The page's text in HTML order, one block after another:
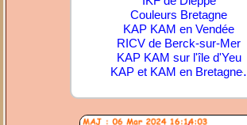
Couleurs Bretagne
KAP KAM en Vendée
RICV de Berck-sur-Mer
KAP KAM sur l'île d'Yeu
KAP et KAM en Bretagne.